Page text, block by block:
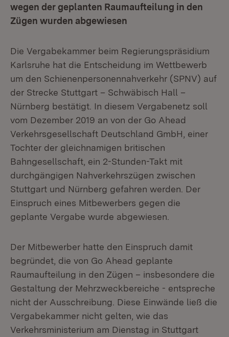
wegen der geplanten Raumaufteilung in den
Zügen wurden abgewiesen
Die Vergabekammer beim Regierungspräsidium
Karlsruhe hat die Entscheidung im Wettbewerb
um den Schienenpersonennahverkehr (SPNV) auf
der Strecke Stuttgart – Schwäbisch Hall –
Nürnberg bestätigt. In diesem Vergabenetz soll
vom Dezember 2019 an von der Go Ahead
Verkehrsgesellschaft Deutschland GmbH, einer
Tochter der gleichnamigen britischen
Bahngesellschaft, ein 2-Stunden-Takt mit
durchgängigen Nahverkehrszügen zwischen
Stuttgart und Nürnberg gefahren werden. Der
Einspruch eines Mitbewerbers gegen die
geplante Vergabe wurde abgewiesen.
Der Mitbewerber hatte den Einspruch damit
begründet, die von Go Ahead geplante
Raumaufteilung in den Zügen – insbesondere die
Gestaltung der Mehrzweckbereiche - entspreche
nicht der Ausschreibung. Diese Einwände ließ die
Vergabekammer nicht gelten, wie das
Verkehrsministerium am Dienstag in Stuttgart